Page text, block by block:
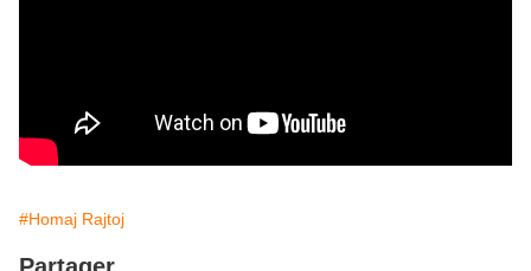
#Homaj Rajtoj